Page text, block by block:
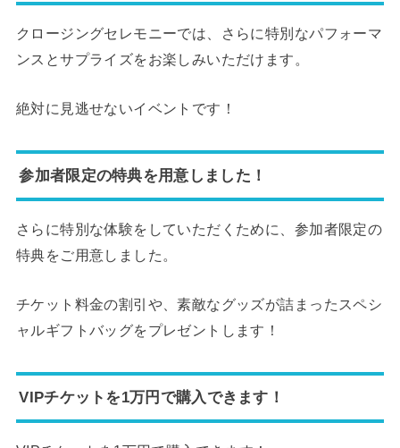
クロージングセレモニーでは、さらに特別なパフォーマ
ンスとサプライズをお楽しみいただけます。
絶対に見逃せないイベントです！
参加者限定の特典を用意しました！
さらに特別な体験をしていただくために、参加者限定の
特典をご用意しました。
チケット料金の割引や、素敵なグッズが詰まったスペシ
ャルギフトバッグをプレゼントします！
VIPチケットを1万円で購入できます！